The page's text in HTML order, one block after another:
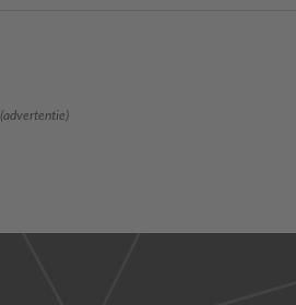
(advertentie)